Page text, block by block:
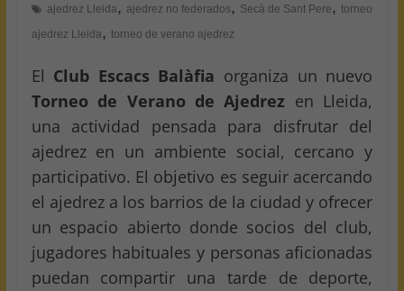
ajedrez Lleida, ajedrez no federados, Secà de Sant Pere,torneo
ajedrez Lleida, torneo de verano ajedrez
El Club Escacs Balàfia organiza un nuevo
Torneo de Verano de Ajedrez en Lleida,
una actividad pensada para disfrutar del
ajedrez en un ambiente social, cercano y
participativo. El objetivo es seguir acercando
el ajedrez a los barrios de la ciudad y ofrecer
un espacio abierto donde socios del club,
jugadores habituales y personas aficionadas
puedan compartir una tarde de deporte,